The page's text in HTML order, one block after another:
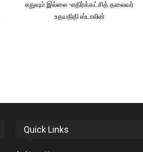
எதுவும் இல்லை -எதிர்க்கட்சித் தலைவர்
உதயநிதி ஸ்டாலின்
Quick Links